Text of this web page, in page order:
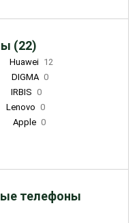
(22)
Huawei 12
DIGMA 0
IRBIS 0
Lenovo 0
Apple 0
телефоны